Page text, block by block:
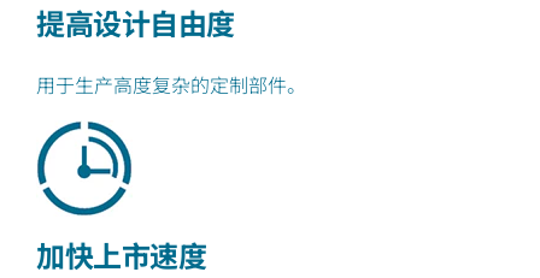
提高设计自由度
用于生产高度复杂的定制部件。
加快上市速度